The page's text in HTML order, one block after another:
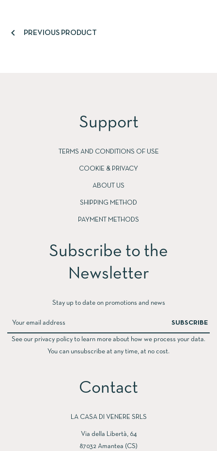
 PREVIOUS PRODUCT
Support
TERMS AND CONDITIONS OF USE
COOKIE & PRIVACY
ABOUT US
SHIPPING METHOD
PAYMENT METHODS
Subscribe to the
Newsletter​
Stay up to date on promotions and news
SUBSCRIBE
See our privacy policy to learn more about how we process your data.
You can unsubscribe at any time, at no cost.
Contact
LA CASA DI VENERE SRLS
Via della Libertà, 64
87032 Amantea (CS)